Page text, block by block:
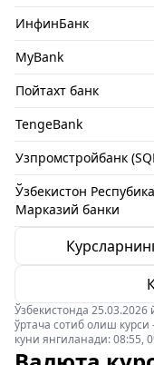
ИнфинБанк
MyBank
Пойтахт банк
TengeBank
Узпромстройбанк
Ўзбекистон
Марказий банки
Ўзбекистонда 25.03.2026
ўртача сотиб олиш
куни янгиланади: 08:55,